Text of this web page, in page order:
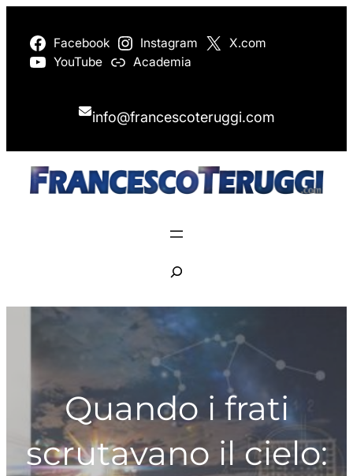
contenuto
Facebook Instagram
X.com
YouTube
Academia
info@francescoteruggi.com
a
Quando i frati
scrutavano il cielo: